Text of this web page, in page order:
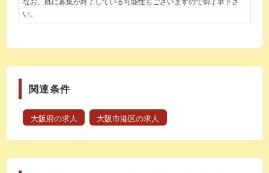
い。
関連条件
大阪府の求人 大阪市港区の求人